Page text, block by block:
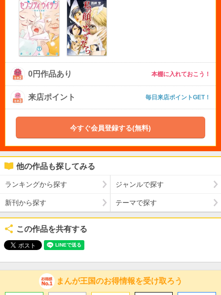
0円作品あり 本棚に入れておこう！
来店ポイント 毎日来店ポイントGET！
今すぐ会員登録する(無料)
他の作品も探してみる
ランキングから探す ジャンルで探す
新刊から探す テーマで探す
この作品を共有する
まんが王国のお得情報を受け取ろう